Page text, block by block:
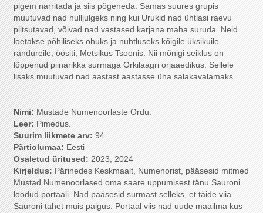
pigem narritada ja siis põgeneda. Samas suures grupis
muutuvad nad hulljulgeks ning kui Urukid nad ühtlasi raevu
piitsutavad, võivad nad vastased karjana maha suruda. Neid
loetakse põhiliseks ohuks ja nuhtluseks kõigile üksikuile
rändureile, öösiti, Metsikus Tsoonis. Nii mõnigi seiklus on
lõppenud piinarikka surmaga Orkilaagri orjaaedikus. Sellele
lisaks muutuvad nad aastast aastasse üha salakavalamaks.
Nimi:Mustade Numenoorlaste Ordu.
Leer:Pimedus.
Suurim liikmete arv: 94
Pärtiolumaa: Eesti
Osaletud üritused: 2023, 2024
Kirjeldus: Pärinedes Keskmaalt, Numenorist, pääsesid mitmed
Mustad Numenoorlased oma saare uppumisest tänu Sauroni
loodud portaali. Nad pääsesid surmast selleks, et täide viia
Sauroni tahet muis paigus. Portaal viis nad uude maailma kus